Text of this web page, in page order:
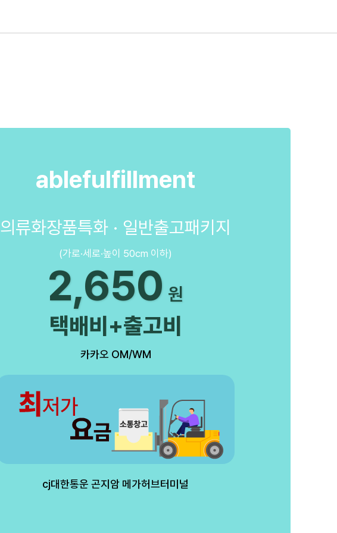
ablefulfillment
의류화장품특화 · 일반출고패키지
(가로·세로·높이 50cm 이하)
2,650 원
택배비+출고비
카카오 OM/WM
cj대한통운 곤지암 메가허브터미널